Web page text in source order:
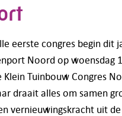
eerste congres begin dit
Noord op woensdag
Tuinbouw Congres
draait alles om samen
vernieuwingskracht uit